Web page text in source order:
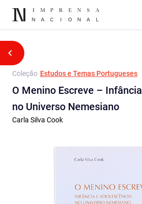
Coleção Estudos e Temas Portugueses
O Menino Escreve –
no Universo Nemesiano
Carla Silva Cook